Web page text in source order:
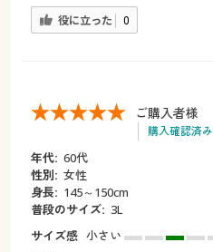
役に立った 0
ご購入者様
購入確認済み
年代: 60代
性別: 女性
身長: 145～150cm
普段のサイズ: 3L
サイズ感 小さい